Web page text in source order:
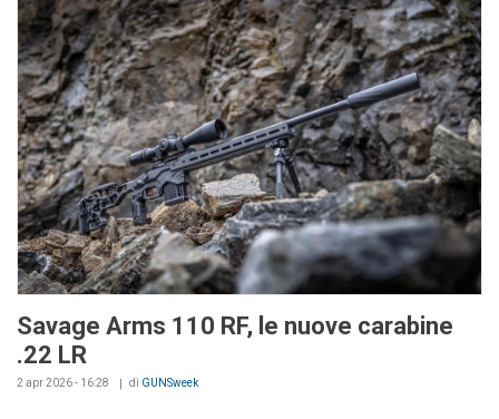
Savage Arms 110 RF, le nuove carabine
.22 LR
2 apr 2026 - 16:28 di GUNSweek